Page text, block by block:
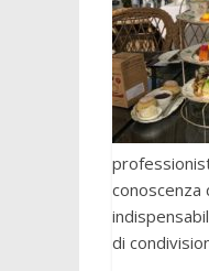
conoscenza
di